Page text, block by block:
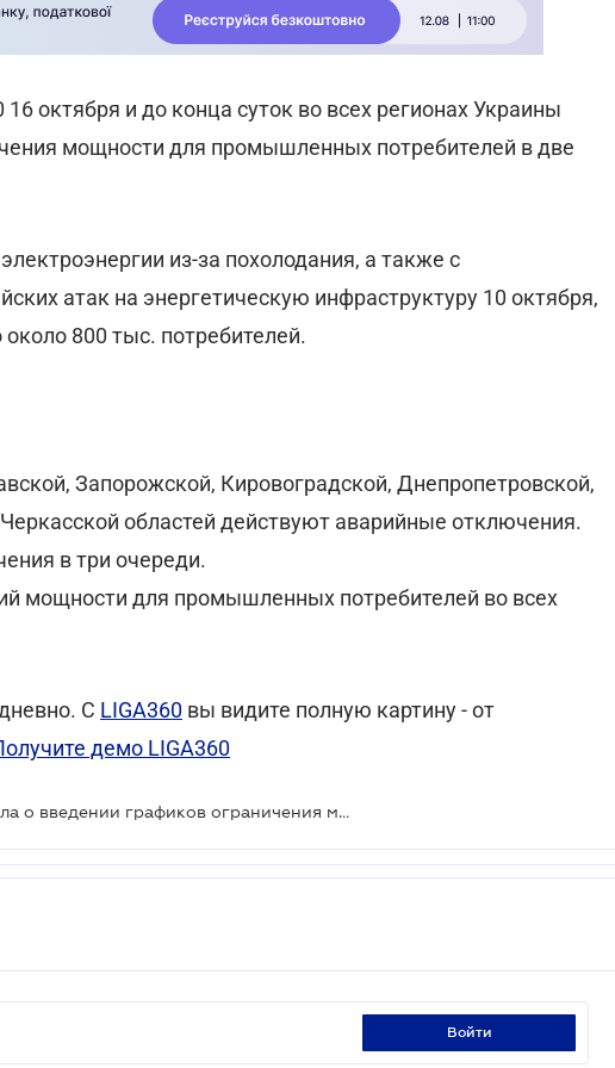
16 октября и до конца суток во всех регионах Украины
мощности для промышленных потребителей в две
из-за похолодания, а также с
атак на энергетическую инфраструктуру 10 октября,
800 тыс. потребителей.
Запорожской, Кировоградской, Днепропетровской,
областей действуют аварийные отключения.
в три очереди.
мощности для промышленных потребителей во всех
С LIGA360 вы видите полную картину - от
демо LIGA360
"Укренерго" предупредила о введении графиков ограничения мощности для промышленности
войти